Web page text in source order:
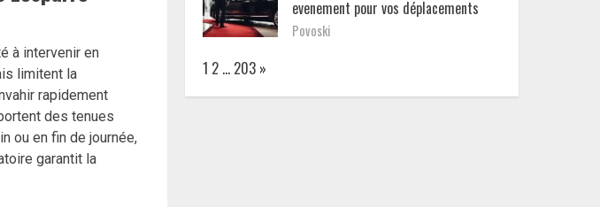
à intervenir en
limitent la
rapidement
des tenues
ou en fin de journée,
garantit la
evenement pour vos déplacements
Povoski
Page:
1 2 … 203 Next
»